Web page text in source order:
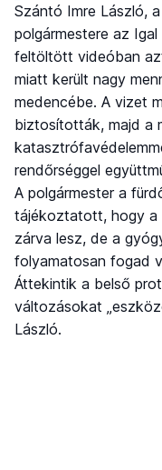
Szántó Imre László,
polgármestere az Igal
feltöltött videóban
miatt került nagy
medencébe. A vizet
biztosították, majd a
rendőrséggel
A polgármester a
tájékoztatott, hogy a
zárva lesz, de a
folyamatosan fogad
Áttekintik a belső
változásokat
László.